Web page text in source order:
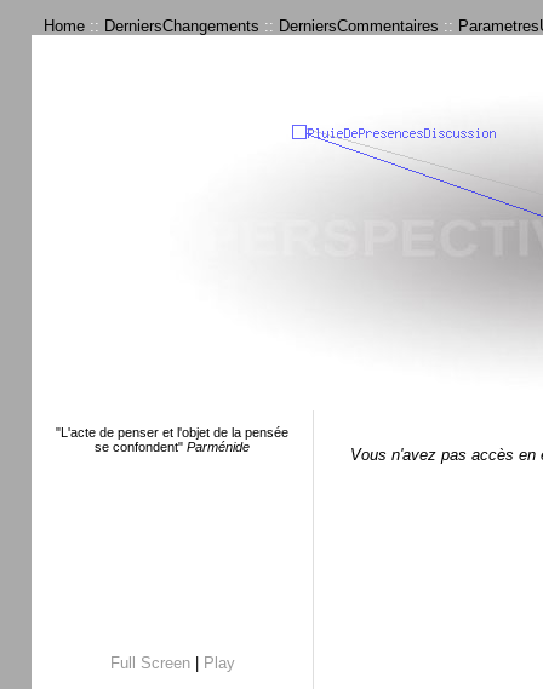
Home :: DerniersChangements :: DerniersCommentaires ::
"L'acte de penser et l'objet de la pensée
se confondent" Parménide
Full Screen|
Play
Vous n'avez pas accès en